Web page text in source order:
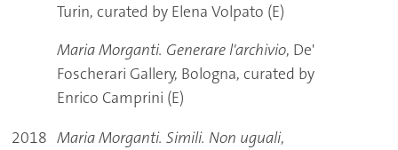
Turin, curated by Elena Volpato (E)
Maria Morganti. Generare l'archivio, De'
Foscherari Gallery, Bologna, curated by
Enrico Camprini (E)
2018 Maria Morganti. Simili. Non uguali,